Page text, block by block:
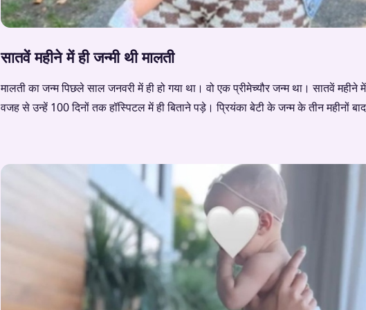
सातवें महीने में ही जन्मी थी मालती
मालती का जन्म पिछले साल जनवरी में ही हो गया था। वो एक प्रीमेच्यौर जन्म था। सातवें महीने
वजह से उन्हें 100 दिनों तक हॉस्पिटल में ही बिताने पड़े। प्रियंका बेटी के जन्म के तीन महीनों